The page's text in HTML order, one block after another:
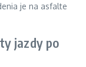
je na asfalte
jazdy po